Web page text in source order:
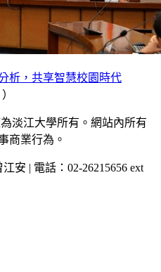
析，共享智慧校園時代
淡江大學所有。網站內所有
商業行為。
江安 | 電話：02-26215656 ext